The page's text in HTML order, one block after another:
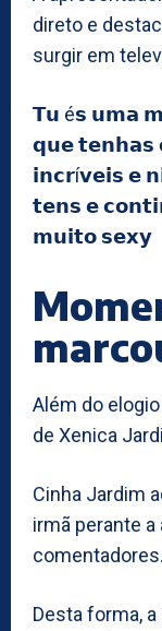
direto e
surgir em
𝗧𝘂 é𝘀 𝘂𝗺𝗮
𝗾𝘂𝗲 𝘁𝗲𝗻𝗵𝗮𝘀
𝗶𝗻𝗰𝗿í𝘃𝗲𝗶𝘀 𝗲
𝘁𝗲𝗻𝘀 𝗲
𝗺𝘂𝗶𝘁𝗼 𝘀𝗲𝘅𝘆
Além do
de Xenica
Cinha Jardim
irmã perante
comentadores.
Desta forma,